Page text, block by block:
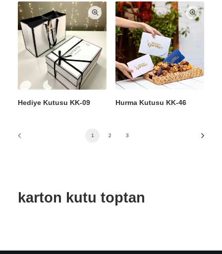
Hediye Kutusu KK-09 Hurma Kutusu KK-46
1 2 3
karton kutu toptan